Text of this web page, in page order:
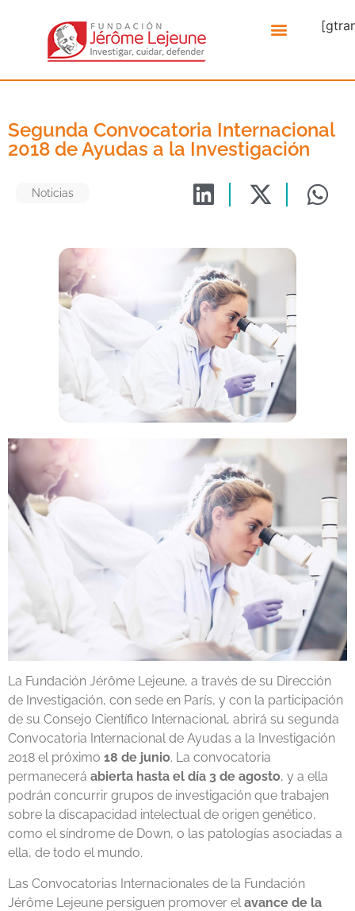
Segunda Convocatoria Internacional
2018 de Ayudas a la Investigación
Noticias
La Fundación Jérôme Lejeune, a través de su Dirección
de Investigación, con sede en París, y con la participación
de su Consejo Científico Internacional, abrirá su segunda
Convocatoria Internacional de Ayudas a la Investigación
2018 el próximo 18 de junio. La convocatoria
permanecerá abierta hasta el día 3 de agosto, y a ella
podrán concurrir grupos de investigación que trabajen
sobre la discapacidad intelectual de origen genético,
como el síndrome de Down, o las patologías asociadas a
ella, de todo el mundo.
Las Convocatorias Internacionales de la Fundación
Jérôme Lejeune persiguen promover elavance de la